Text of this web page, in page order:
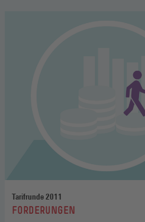
Tarifrunde 2011
:FORDERUNGEN